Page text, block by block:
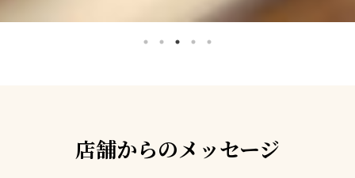
店舗からのメッセージ